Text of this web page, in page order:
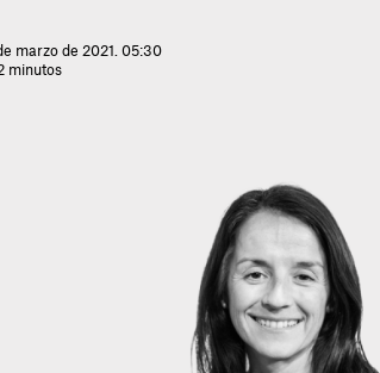
marzo de 2021. 05:30
minutos